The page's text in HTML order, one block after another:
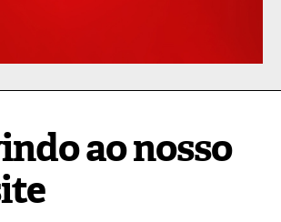
ao nosso